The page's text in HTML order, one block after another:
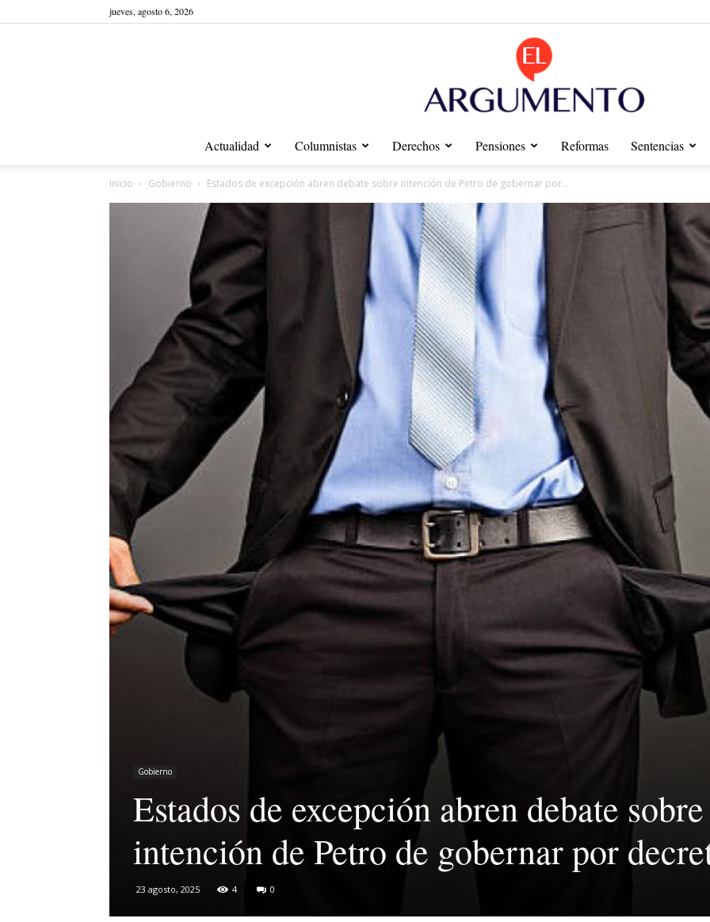
jueves, agosto 6, 2026
El
Argumento
Actualidad Columnistas Derechos Pensiones Reformas Sentencias
Inicio Gobierno Estados de excepción abren debate sobre intención de Petro de gobernar por...
Gobierno
Estados de excepción abren debate sobre
intención de Petro de gobernar por
23 agosto, 2025 4 0